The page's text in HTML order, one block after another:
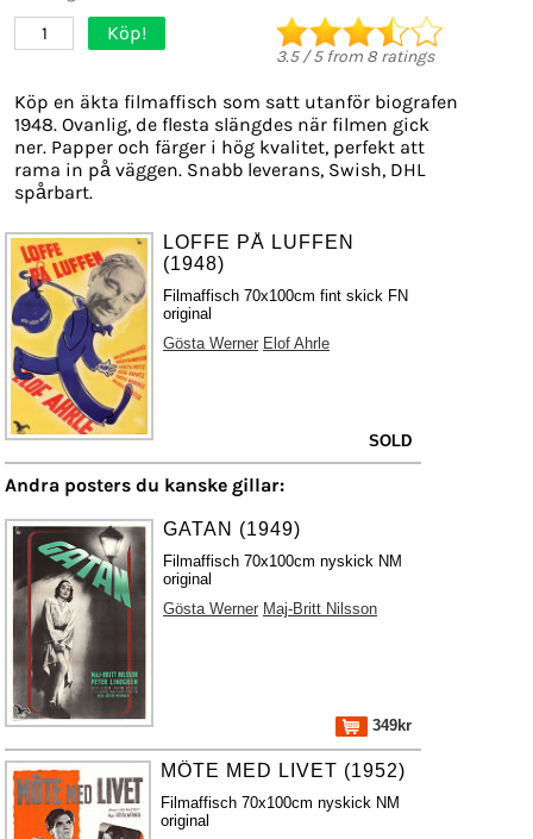
1 Köp!
3.5/5from 8 ratings
Köp en äkta filmaffisch som satt utanför biografen
1948. Ovanlig, de flesta slängdes när filmen gick
ner. Papper och färger i hög kvalitet, perfekt att
rama in på väggen. Snabb leverans, Swish, DHL
spårbart.
LOFFE PÅ LUFFEN
(1948)
Filmaffisch 70x100cm fint skick FN
original
Gösta Werner Elof Ahrle
SOLD
Andra posters du kanske gillar:
GATAN (1949)
Filmaffisch 70x100cm nyskick NM
original
Gösta Werner Maj-Britt Nilsson
349kr
MÖTE MED LIVET (1952)
Filmaffisch 70x100cm nyskick NM
original